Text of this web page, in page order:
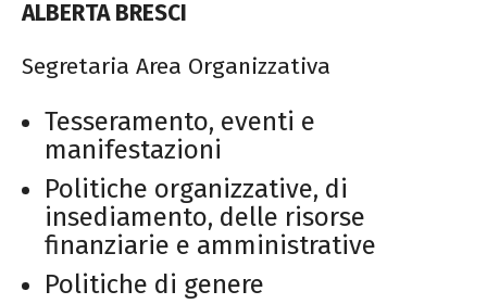
ALBERTA BRESCI
Segretaria Area Organizzativa
Tesseramento, eventi e
manifestazioni
Politiche organizzative, di
insediamento, delle risorse
finanziarie e amministrative
Politiche di genere